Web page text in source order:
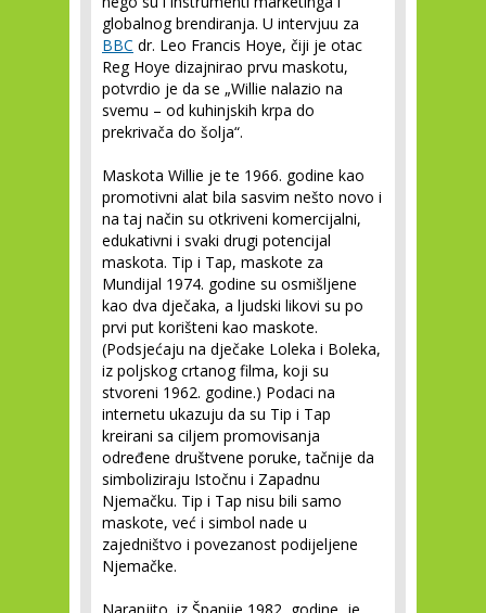
globalnog brendiranja. U intervjuu za
BBC dr. Leo Francis Hoye, čiji je otac
Reg Hoye dizajnirao prvu maskotu,
potvrdio je da se „Willie nalazio na
svemu – od kuhinjskih krpa do
prekrivača do šolja“.
Maskota Willie je te 1966. godine kao
promotivni alat bila sasvim nešto novo i
na taj način su otkriveni komercijalni,
edukativni i svaki drugi potencijal
maskota. Tip i Tap, maskote za
Mundijal 1974. godine su osmišljene
kao dva dječaka, a ljudski likovi su po
prvi put korišteni kao maskote.
(Podsjećaju na dječake Loleka i Boleka,
iz poljskog crtanog filma, koji su
stvoreni 1962. godine.) Podaci na
internetu ukazuju da su Tip i Tap
kreirani sa ciljem promovisanja
određene društvene poruke, tačnije da
simboliziraju Istočnu i Zapadnu
Njemačku. Tip i Tap nisu bili samo
maskote, već i simbol nade u
zajedništvo i povezanost podijeljene
Njemačke.